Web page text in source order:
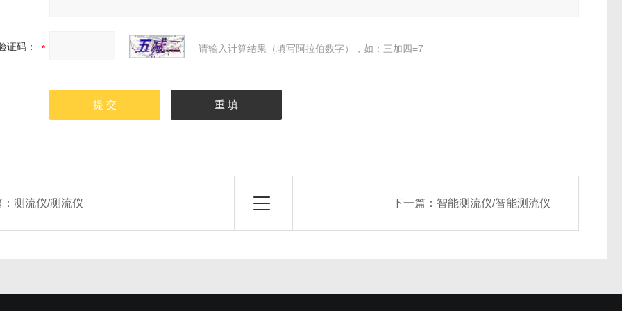
证码： 请输入计算结果（填写阿拉伯数字），如：三加四=7
：测流仪/测流仪 下一篇： 智能测流仪/智能测流仪